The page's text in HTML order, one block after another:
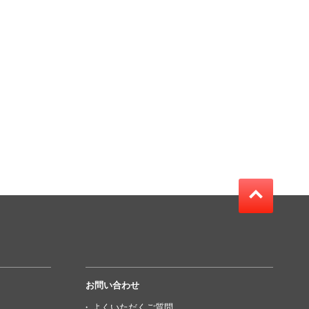
お問い合わせ